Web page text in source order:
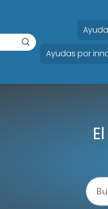
Ayudas por